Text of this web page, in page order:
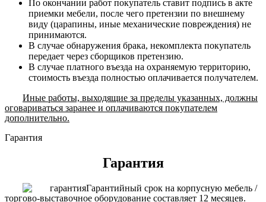
По окончании работ покупатель ставит подпись в акте
приемки мебели, после чего претензии по внешнему
виду (царапины, иные механические повреждения) не
принимаются.
В случае обнаружения брака, некомплекта покупатель
передает через сборщиков претензию.
В случае платного въезда на охраняемую территорию,
стоимость въезда полностью оплачивается получателем.
Иные работы, выходящие за пределы указанных, должны
оговариваться заранее и оплачиваются покупателем
дополнительно.
Гарантия
Гарантия
Гарантийный срок на корпусную мебель /
торгово-выставочное оборудование составляет 12 месяцев.